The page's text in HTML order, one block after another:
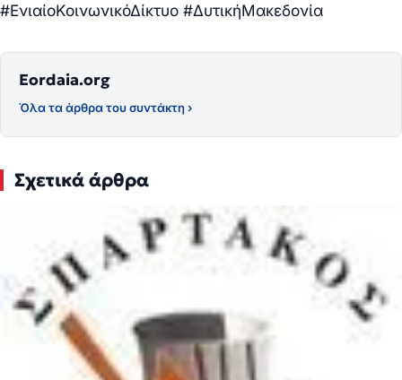
#ΕνιαίοΚοινωνικόΔίκτυο #ΔυτικήΜακεδονία
Eordaia.org
Όλα τα άρθρα του συντάκτη ›
Σχετικά άρθρα